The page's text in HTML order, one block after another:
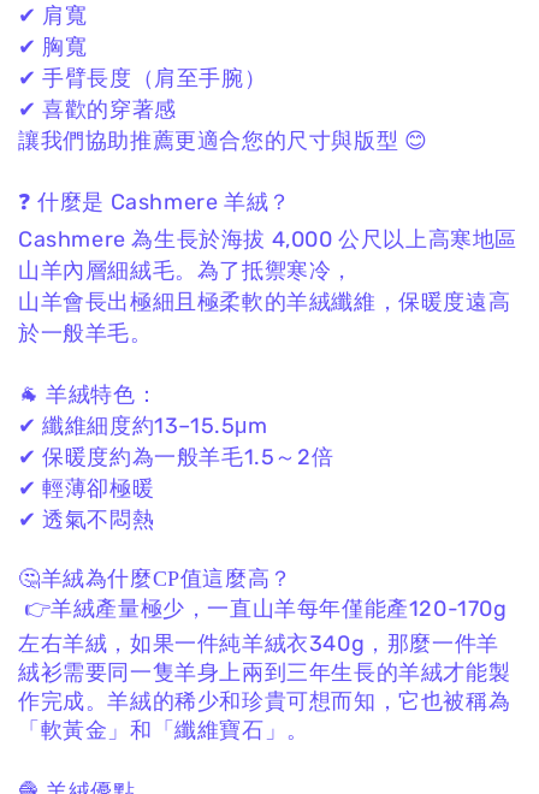
✔ 肩寬
✔ 胸寬
✔ 手臂長度（肩至手腕）
✔ 喜歡的穿著感
讓我們協助推薦更適合您的尺寸與版型 😊
❓ 什麼是 Cashmere 羊絨？
Cashmere 為生長於海拔 4,000 公尺以上高寒地區
山羊內層細絨毛。 為了抵禦寒冷，
山羊會長出極細且極柔軟的羊絨纖維，保暖度遠高
於一般羊毛。
🐐 羊絨特色：
✔ 纖維細度約13–15.5μm
✔ 保暖度約為一般羊毛1.5～2倍
✔ 輕薄卻極暖
✔ 透氣不悶熱
🤔羊絨為什麼CP值這麼高？
👉羊絨產量極少，一直山羊每年僅能產120-170g
左右羊絨，如果一件純羊絨衣340g，那麼一件羊
絨衫需要同一隻羊身上兩到三年生長的羊絨才能製
作完成。羊絨的稀少和珍貴可想而知，它也被稱為
「軟黃金」和「纖維寶石」。